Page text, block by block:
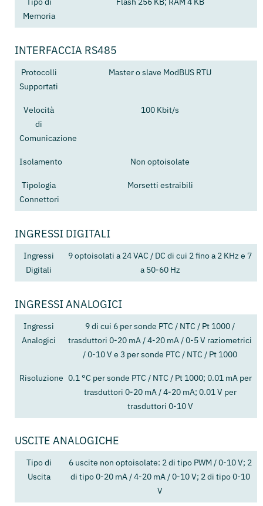
Memoria
INTERFACCIA RS485
Protocolli
Supportati
Master o slave ModBUS RTU
Velocità
di
Comunicazione
100 Kbit/s
Isolamento Non optoisolate
Tipologia
Connettori
Morsetti estraibili
INGRESSI DIGITALI
Ingressi
Digitali
9 optoisolati a 24 VAC / DC di cui 2 fino a 2 KHz e 7
a 50-60 Hz
INGRESSI ANALOGICI
Ingressi
Analogici
9 di cui 6 per sonde PTC / NTC / Pt 1000 /
trasduttori 0-20 mA / 4-20 mA / 0-5 V raziometrici
/ 0-10 V e 3 per sonde PTC / NTC / Pt 1000
Risoluzione 0.1 °C per sonde PTC / NTC / Pt 1000; 0.01 mA per
trasduttori 0-20 mA / 4-20 mA; 0.01 V per
trasduttori 0-10 V
USCITE ANALOGICHE
Tipo di
Uscita
6 uscite non optoisolate: 2 di tipo PWM / 0-10 V; 2
di tipo 0-20 mA / 4-20 mA / 0-10 V; 2 di tipo 0-10
V